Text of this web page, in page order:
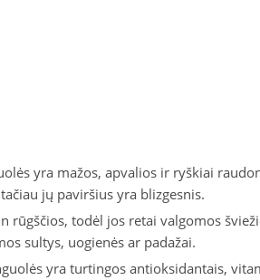
yra mažos, apvalios ir ryškiai
jų paviršius yra blizgesnis.
rūgščios, todėl jos retai valgomos
sultys, uogienės ar padažai.
yra turtingos antioksidantais,